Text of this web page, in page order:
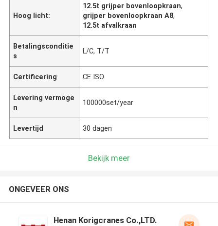
Hoog licht:
12.5t grijper bovenloopkraan,
grijper bovenloopkraan A8,
12.5t afvalkraan
Betalingsconditie
s
L/C, T/T
Certificering CE ISO
Levering vermoge
n
100000set/year
Levertijd 30 dagen
Bekijk meer
ONGEVEER ONS
Henan Korigcranes Co.,LTD.